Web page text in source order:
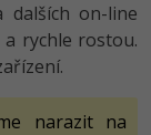
dalších on-line
rychle rostou.
narazit na